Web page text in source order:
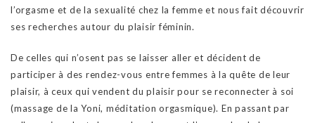
l’orgasme et de la sexualité chez la femme et nous fait découvrir
ses recherches autour du plaisir féminin.
De celles qui n’osent pas se laisser aller et décident de
participer à des rendez-vous entre femmes à la quête de leur
plaisir, à ceux qui vendent du plaisir pour se reconnecter à soi
(massage de la Yoni, méditation orgasmique). En passant par